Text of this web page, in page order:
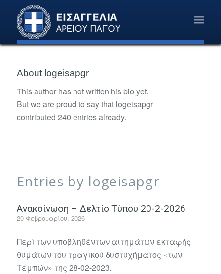
About logeisapgr
This author has not written his bio yet.
But we are proud to say that logeisapgr
contributed 240 entries already.
Entries by logeisapgr
Ανακοίνωση – Δελτίο Τύπου 20-2-2026
20 Φεβρουαρίου, 2026
Περί των υποβληθέντων αιτημάτων εκταφής
θυμάτων του τραγικού δυστυχήματος «των
Τεμπών» της 28-02-2023.